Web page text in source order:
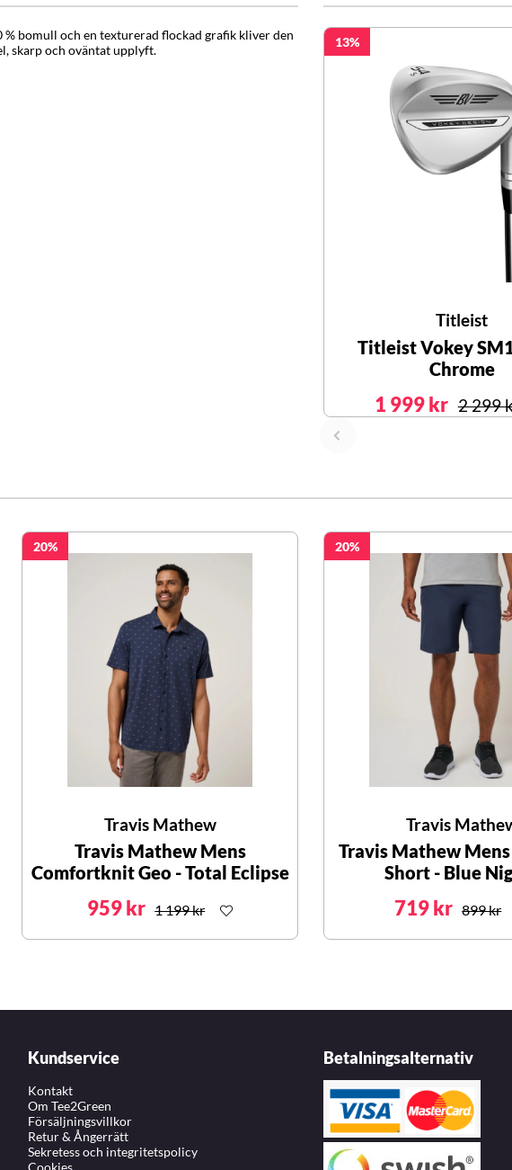
bomull och en texturerad flockad grafik kliver den
skarp och oväntat upplyft.
13
Titleist
Titleist Vokey
Chrome
1 999 kr 2 299
20
Travis Mathew
Travis Mathew Mens
Comfortknit Geo - Total Eclipse
959 kr 1 199 kr
20
Travis
Travis Mathew
Short - Blue
719 kr 899 kr
Kundservice
Kontakt
Om Tee2Green
Försäljningsvillkor
Retur & Ångerrätt
Sekretess och integritetspolicy
Cookies
Betalningsalternativ